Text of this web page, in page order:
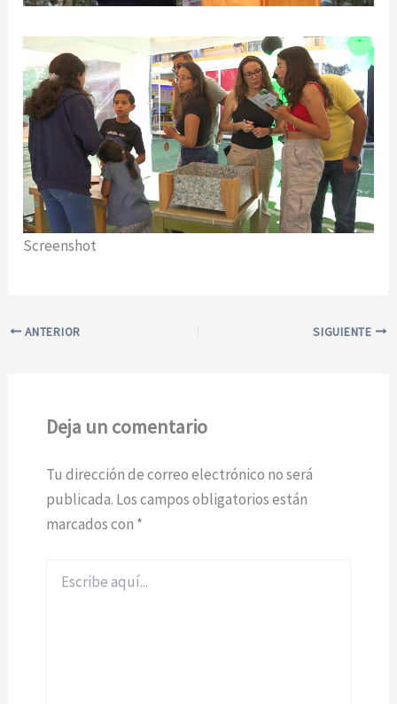
Screenshot
ANTERIOR SIGUIENTE
Deja un comentario
Tu dirección de correo electrónico no será
publicada. Los campos obligatorios están
marcados con *
aquí...